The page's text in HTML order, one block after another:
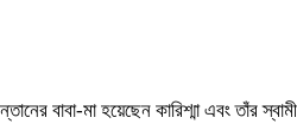
বাবা-মা হয়েছেন কারিশ্মা এবং তাঁর